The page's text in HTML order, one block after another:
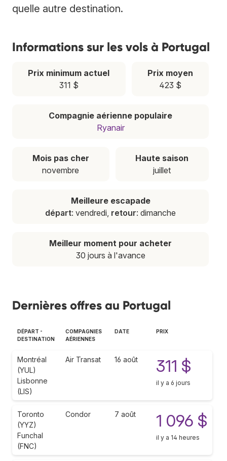
quelle autre destination.
Informations sur les vols à Portugal
Prix minimum actuel
311 $
Prix moyen
423 $
Compagnie aérienne populaire
Ryanair
Mois pas cher
novembre
Haute saison
juillet
Meilleure escapade
départ: vendredi, retour: dimanche
Meilleur moment pour acheter
30 jours à l'avance
Dernières offres au Portugal
DÉPART -
DESTINATION
COMPAGNIES
AÉRIENNES
DATE PRIX
Montréal
(YUL)
Lisbonne
(LIS)
Air Transat 16 août 311 $
il y a 6 jours
Toronto
(YYZ)
Funchal
(FNC)
Condor 7 août 1 096 $
il y a 14 heures